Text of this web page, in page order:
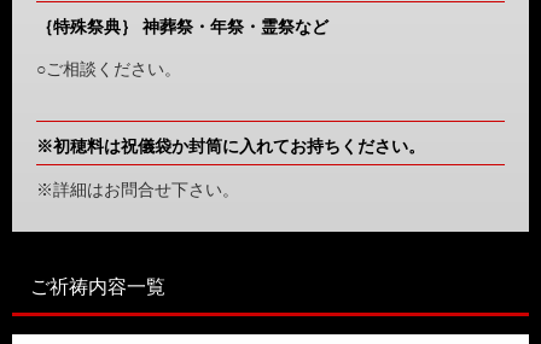
｛特殊祭典｝ 神葬祭・年祭・霊祭など
○ご相談ください。
※初穂料は祝儀袋か封筒に入れてお持ちください。
※詳細はお問合せ下さい。
ご祈祷内容一覧